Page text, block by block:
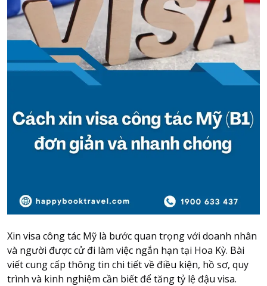
Travel SIM
Vietnam travel SIM
International travel SIM
International Tours
Yacht
Payment instructions
Instructions for booking tickets
Transfer information
Terms of Use
Privacy Policy
Xin visa công tác Mỹ là bước quan trọng với doanh nhân
và người được cử đi làm việc ngắn hạn tại Hoa Kỳ. Bài
viết cung cấp thông tin chi tiết về điều kiện, hồ sơ, quy
trình và kinh nghiệm cần biết để tăng tỷ lệ đậu visa.